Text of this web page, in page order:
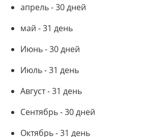
апрель - 30 дней
май - 31 день
Июнь - 30 дней
Июль - 31 день
Август - 31 день
Сентябрь - 30 дней
Октябрь - 31 день